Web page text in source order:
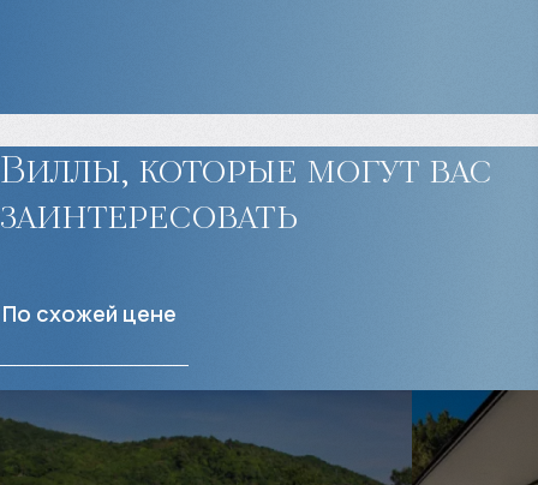
Виллы, которые могут вас
заинтересовать
По схожей цене